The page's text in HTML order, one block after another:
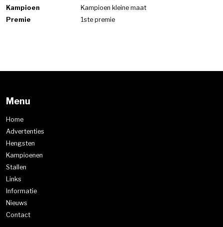
Kampioen
Kampioen kleine maat
Premie
1ste premie
Menu
Home
Advertenties
Hengsten
Kampioenen
Stallen
Links
Informatie
Nieuws
Contact